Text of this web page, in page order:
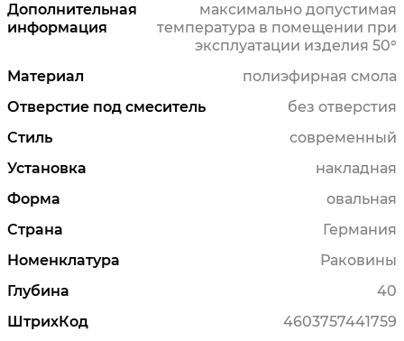
Дополнительная
информация
максимально допустимая
температура в помещении при
эксплуатации изделия 50°
Материал
полиэфирная смола
Отверстие под смеситель
без отверстия
Стиль
современный
Установка
накладная
Форма
овальная
Страна
Германия
Номенклатура
Раковины
Глубина
40
ШтрихКод
4603757441759